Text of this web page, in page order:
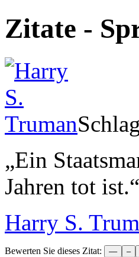
Zitate -
„Ein
Jahren tot ist.“
Harry S.
Bewerten Sie dieses Zitat: